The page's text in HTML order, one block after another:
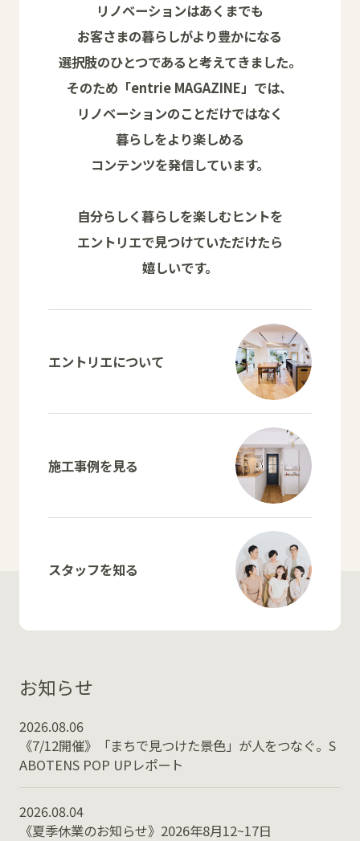
リノベーションはあくまでも
お客さまの暮らしがより豊かになる
選択肢のひとつであると考えてきました。
そのため「entrie MAGAZINE」では、
リノベーションのことだけではなく
暮らしをより楽しめる
コンテンツを発信しています。
自分らしく暮らしを楽しむヒントを
エントリエで見つけていただけたら
嬉しいです。
エントリエについて
施工事例を見る
スタッフを知る
お知らせ
2026.08.06
《7/12開催》「まちで見つけた景色」が人をつなぐ。S
ABOTENS POP UPレポート
2026.08.04
《夏季休業のお知らせ》2026年8月12~17日